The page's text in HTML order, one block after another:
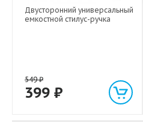
Двусторонний универсальный
емкостной стилус-ручка
549₽
399 ₽